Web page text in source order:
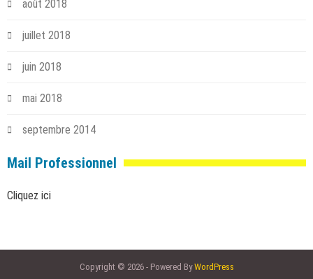
août 2018
juillet 2018
juin 2018
mai 2018
septembre 2014
Mail Professionnel
Cliquez ici
Copyright © 2026 - Powered ByWordPress